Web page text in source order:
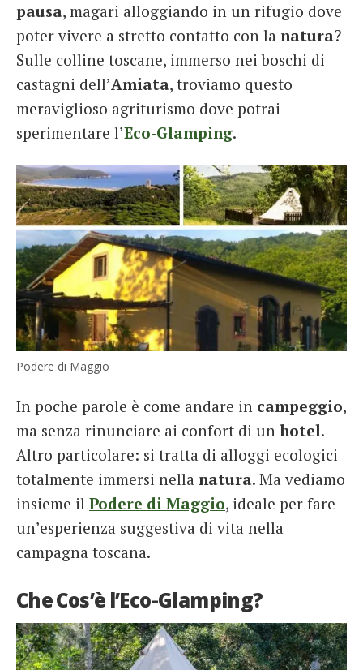
pausa, magari alloggiando in un rifugio dove
poter vivere a stretto contatto con la natura?
Sulle colline toscane, immerso nei boschi di
castagni dell’Amiata, troviamo questo
meraviglioso agriturismo dove potrai
sperimentare l’Eco-Glamping.
Podere di Maggio
In poche parole è come andare in campeggio,
ma senza rinunciare ai confort di un hotel.
Altro particolare: si tratta di alloggi ecologici
totalmente immersi nella natura. Ma vediamo
insieme il Podere di Maggio, ideale per fare
un’esperienza suggestiva di vita nella
campagna toscana.
Che Cos’è l’Eco-Glamping?